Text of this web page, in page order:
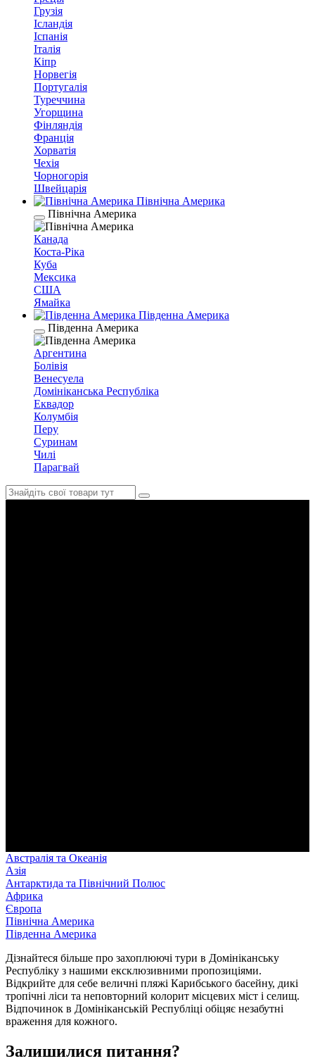
Грузія
Ісландія
Іспанія
Італія
Кіпр
Норвегія
Португалія
Туреччина
Угорщина
Фінляндія
Франція
Хорватія
Чехія
Чорногорія
Швейцарія
Північна Америка
Північна Америка
Канада
Коста-Ріка
Куба
Мексика
США
Ямайка
Південна Америка
Південна Америка
Аргентина
Болівія
Венесуела
Домініканська Республіка
Еквадор
Колумбія
Перу
Суринам
Чилі
Парагвай
Австралія та Океанія
Азія
Антарктида та Північний Полюс
Африка
Європа
Північна Америка
Південна Америка
Дізнайтеся більше про захоплюючі тури в Домініканську
Республіку з нашими ексклюзивними пропозиціями.
Відкрийте для себе величні пляжі Карибського басейну, дикі
тропічні ліси та неповторний колорит місцевих міст і селищ.
Відпочинок в Домініканській Республіці обіцяє незабутні
враження для кожного.
Залишилися питання?